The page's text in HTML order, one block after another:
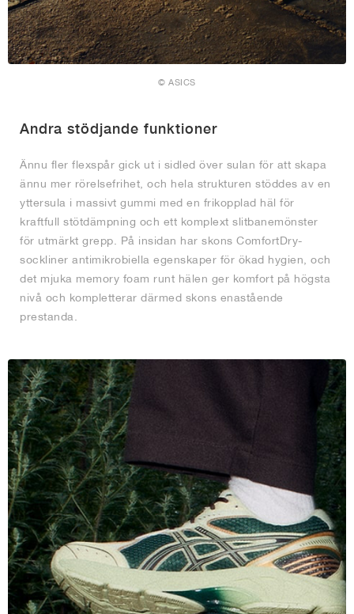
© ASICS
Andra stödjande funktioner
Ännu fler flexspår gick ut i sidled över sulan för att skapa
ännu mer rörelsefrihet, och hela strukturen stöddes av en
yttersula i massivt gummi med en frikopplad häl för
kraftfull stötdämpning och ett komplext slitbanemönster
för utmärkt grepp. På insidan har skons ComfortDry-
sockliner antimikrobiella egenskaper för ökad hygien, och
det mjuka memory foam runt hälen ger komfort på högsta
nivå och kompletterar därmed skons enastående
prestanda.